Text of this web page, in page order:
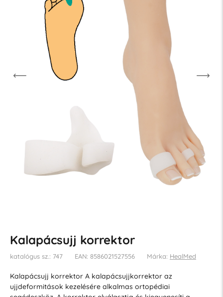
Kalapácsujj korrektor
katalógus sz.: 747 EAN: 8586021527556 Márka: HealMed
Kalapácsujj korrektor A kalapácsujjkorrektor az
ujjdeformitások kezelésére alkalmas ortopédiai